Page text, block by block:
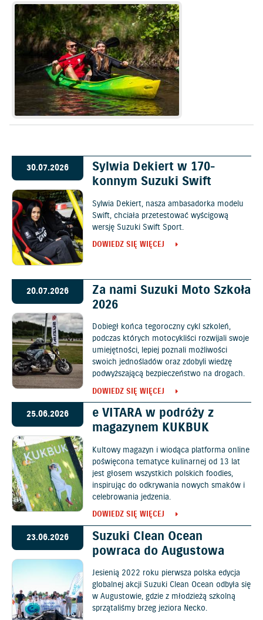
30.07.2026
Sylwia Dekiert w 170-
konnym Suzuki Swift
Sylwia Dekiert, nasza ambasadorka modelu
Swift, chciała przetestować wyścigową
wersję Suzuki Swift Sport.
DOWIEDZ SIĘ WIĘCEJ
20.07.2026
Za nami Suzuki Moto Szkoła
2026
Dobiegł końca tegoroczny cykl szkoleń,
podczas których motocykliści rozwijali swoje
umiejętności, lepiej poznali możliwości
swoich jednośladów oraz zdobyli wiedzę
podwyższającą bezpieczeństwo na drogach.
DOWIEDZ SIĘ WIĘCEJ
25.06.2026
e VITARA w podróży z
magazynem KUKBUK
Kultowy magazyn i wiodąca platforma online
poświęcona tematyce kulinarnej od 13 lat
jest głosem wszystkich polskich foodies,
inspirując do odkrywania nowych smaków i
celebrowania jedzenia.
DOWIEDZ SIĘ WIĘCEJ
23.06.2026
Suzuki Clean Ocean
powraca do Augustowa
Jesienią 2022 roku pierwsza polska edycja
globalnej akcji Suzuki Clean Ocean odbyła się
w Augustowie, gdzie z młodzieżą szkolną
sprzątaliśmy brzeg jeziora Necko.